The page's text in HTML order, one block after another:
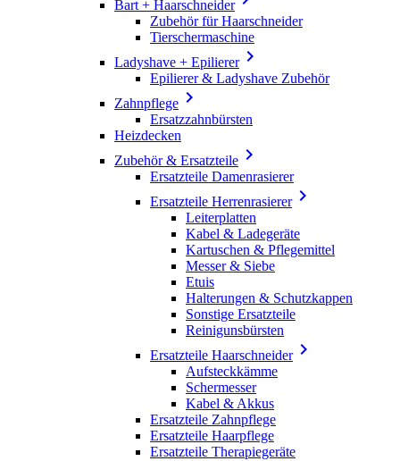
Bart + Haarschneider
Zubehör für Haarschneider
Tierschermaschine
Ladyshave + Epilierer
Epilierer & Ladyshave Zubehör
Zahnpflege 
Ersatzzahnbürsten
Heizdecken
Zubehör & Ersatzteile 
Ersatzteile Damenrasierer
Ersatzteile Herrenrasierer
Leiterplatten
Kabel & Ladegeräte
Kartuschen & Pflegemittel
Messer & Siebe
Etuis
Halterungen & Schutzkappen
Sonstige Ersatzteile
Reinigunsbürsten
Ersatzteile Haarschneider
Aufsteckkämme
Schermesser
Kabel & Akkus
Ersatzteile Zahnpflege
Ersatzteile Haarpflege
Ersatzteile Therapiegeräte